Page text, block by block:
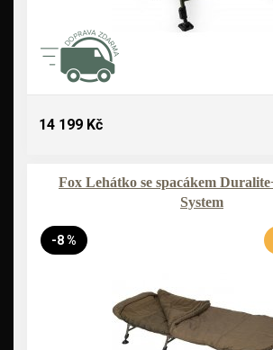
14 199 Kč
Fox Lehátko se spacákem
System
-8 %